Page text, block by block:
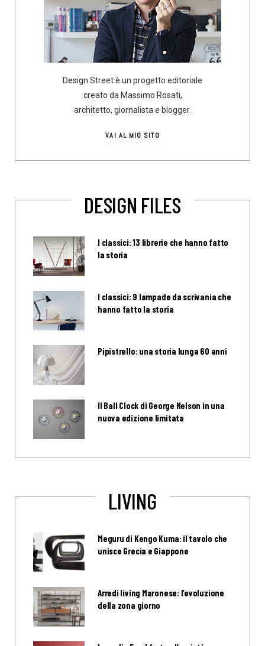
Design Street è un progetto editoriale
creato da Massimo Rosati,
architetto, giornalista e blogger.
VAI AL MIO SITO
DESIGN FILES
I classici: 13 librerie che hanno fatto
la storia
I classici: 9 lampade da scrivania che
hanno fatto la storia
Pipistrello: una storia lunga 60 anni
Il Ball Clock di George Nelson in una
nuova edizione limitata
LIVING
Meguru di Kengo Kuma: il tavolo che
unisce Grecia e Giappone
Arredi living Maronese: l’evoluzione
della zona giorno